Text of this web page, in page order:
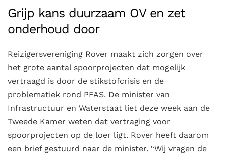
Grijp kans duurzaam OV en zet
onderhoud door
Reizigersvereniging Rover maakt zich zorgen over
het grote aantal spoorprojecten dat mogelijk
vertraagd is door de stikstofcrisis en de
problematiek rond PFAS. De minister van
Infrastructuur en Waterstaat liet deze week aan de
Tweede Kamer weten dat vertraging voor
spoorprojecten op de loer ligt. Rover heeft daarom
een brief gestuurd naar de minister. “Wij vragen de